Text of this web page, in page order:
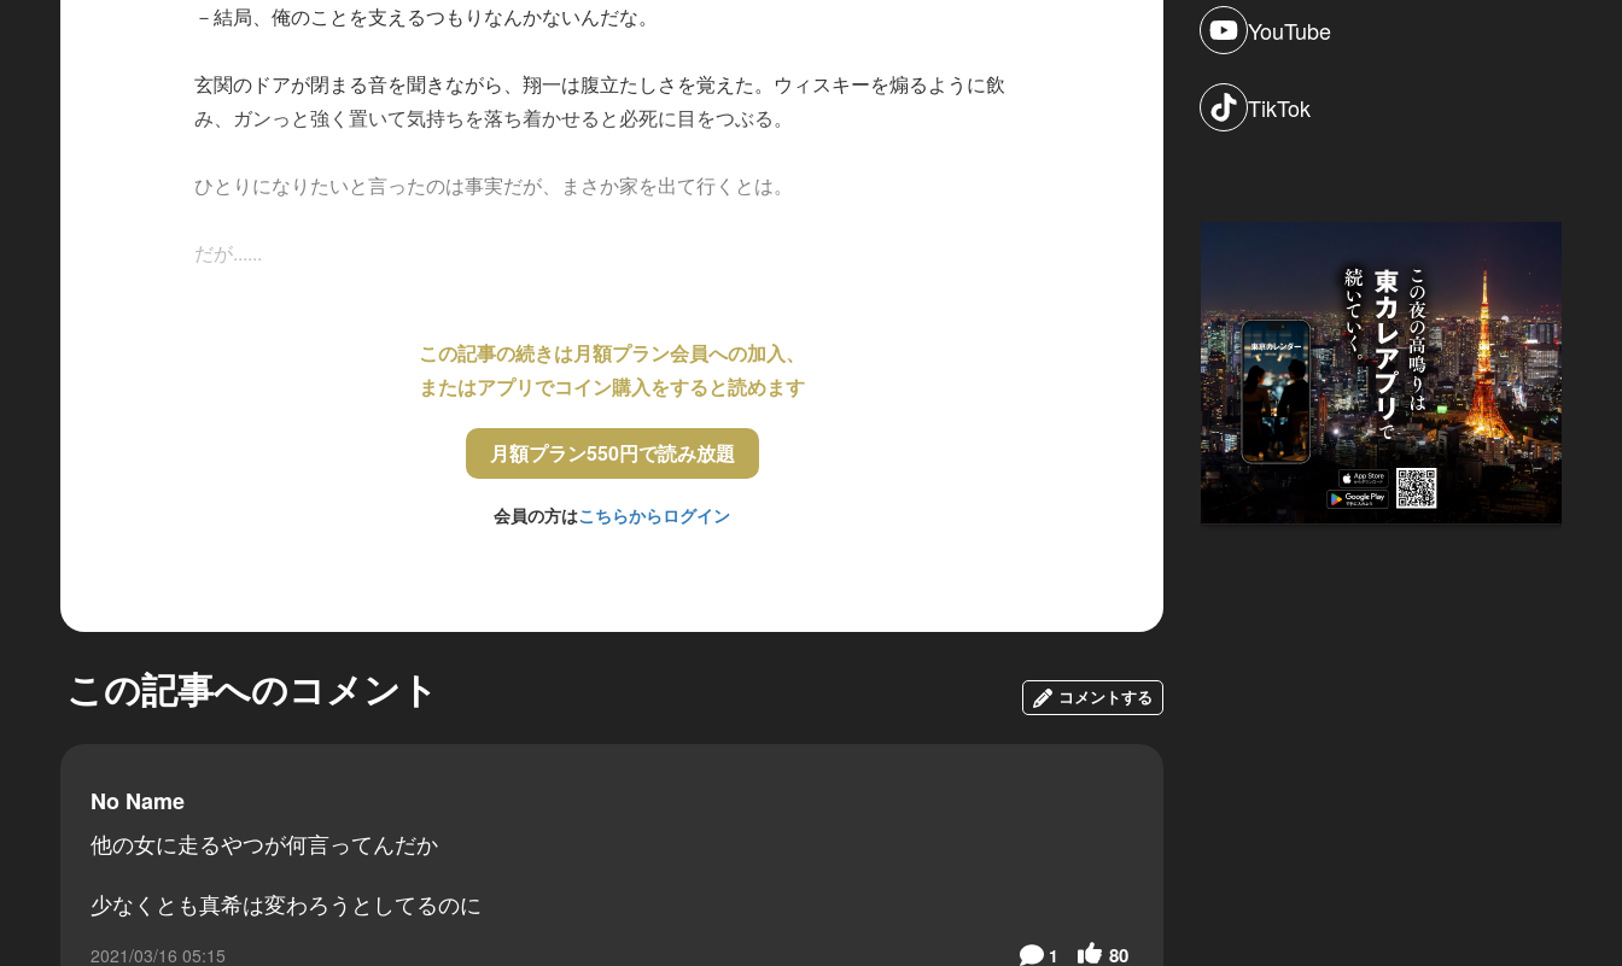
－結局、俺のことを支えるつもりなんかないんだな。
玄関のドアが閉まる音を聞きながら、翔一は腹立たしさを覚えた。ウィスキーを煽るように飲
み、ガンっと強く置いて気持ちを落ち着かせると必死に目をつぶる。
ひとりになりたいと言ったのは事実だが、まさか家を出て行くとは。
だが......
この記事の続きは月額プラン会員への加入、
またはアプリでコイン購入をすると読めます
月額プラン550円で読み放題
会員の方はこちらからログイン
この記事へのコメント コメントする
No Name
他の女に走るやつが何言ってんだか
少なくとも真希は変わろうとしてるのに
2021/03/16 05:15 80
1
YouTube
TikTok